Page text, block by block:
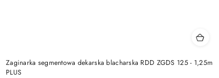
Zaginarka segmentowa dekarska blacharska RDD ZGDS 125 - 1,25m
PLUS